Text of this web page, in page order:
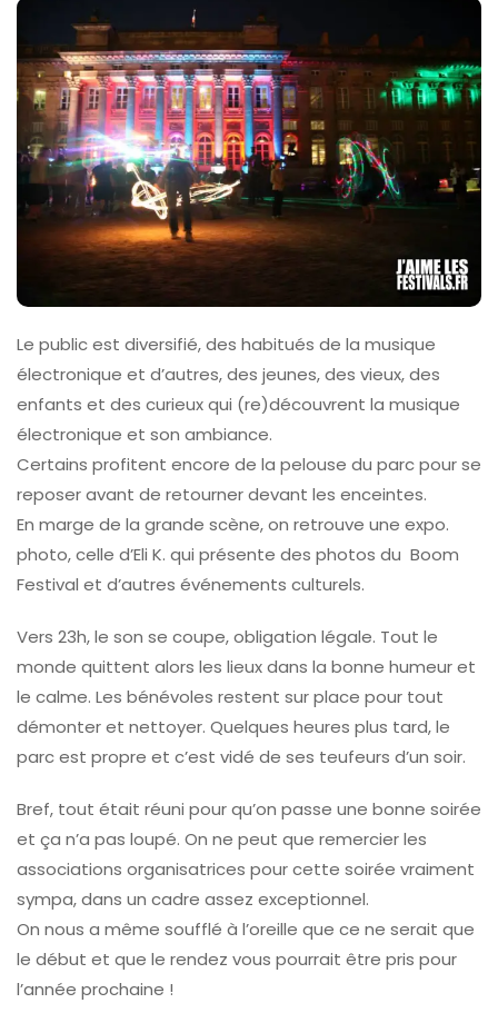
Le public est diversifié, des habitués de la musique
électronique et d’autres, des jeunes, des vieux, des
enfants et des curieux qui (re)découvrent la musique
électronique et son ambiance.
Certains profitent encore de la pelouse du parc pour se
reposer avant de retourner devant les enceintes.
En marge de la grande scène, on retrouve une expo.
photo, celle d’Eli K. qui présente des photos du Boom
Festival et d’autres événements culturels.
Vers 23h, le son se coupe, obligation légale. Tout le
monde quittent alors les lieux dans la bonne humeur et
le calme. Les bénévoles restent sur place pour tout
démonter et nettoyer. Quelques heures plus tard, le
parc est propre et c’est vidé de ses teufeurs d’un soir.
Bref, tout était réuni pour qu’on passe une bonne soirée
et ça n’a pas loupé. On ne peut que remercier les
associations organisatrices pour cette soirée vraiment
sympa, dans un cadre assez exceptionnel.
On nous a même soufflé à l’oreille que ce ne serait que
le début et que le rendez vous pourrait être pris pour
l’année prochaine !